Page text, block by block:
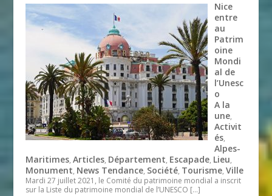
Nice
entre
au
Patrim
oine
Mondi
al de
l’Unesc
o
A la
une,
Activit
és,
Alpes-
Maritimes,Articles, Département, Escapade, Lieu,
Monument, News Tendance, Société, Tourisme,Ville
Mardi 27 juillet 2021, le Comité du patrimoine mondial a inscrit
sur la Liste du patrimoine mondial de l’UNESCO […]